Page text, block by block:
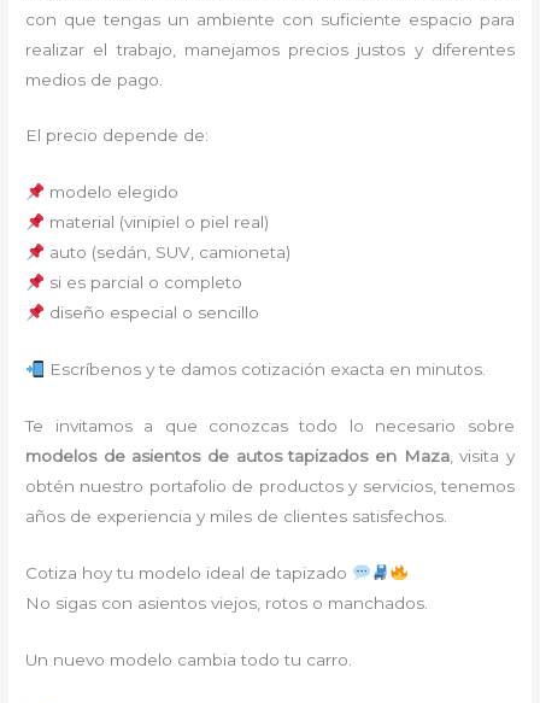
con que tengas un ambiente con suficiente espacio para
realizar el trabajo, manejamos precios justos y diferentes
medios de pago.
El precio depende de:
modelo elegido
material (vinipiel o piel real)
auto (sedán, SUV, camioneta)
si es parcial o completo
diseño especial o sencillo
Escríbenos y te damos cotización exacta en minutos.
Te invitamos a que conozcas todo lo necesario sobre
modelos de asientos de autos tapizados en Maza, visita y
obtén nuestro portafolio de productos y servicios, tenemos
años de experiencia y miles de clientes satisfechos.
Cotiza hoy tu modelo ideal de tapizado
No sigas con asientos viejos, rotos o manchados.
Un nuevo modelo cambia todo tu carro.